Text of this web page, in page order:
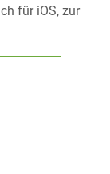
für iOS, zur